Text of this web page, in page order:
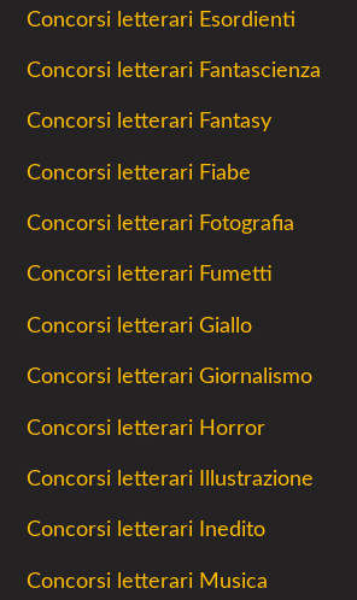
Concorsi letterari Esordienti
Concorsi letterari Fantascienza
Concorsi letterari Fantasy
Concorsi letterari Fiabe
Concorsi letterari Fotografia
Concorsi letterari Fumetti
Concorsi letterari Giallo
Concorsi letterari Giornalismo
Concorsi letterari Horror
Concorsi letterari Illustrazione
Concorsi letterari Inedito
Concorsi letterari Musica